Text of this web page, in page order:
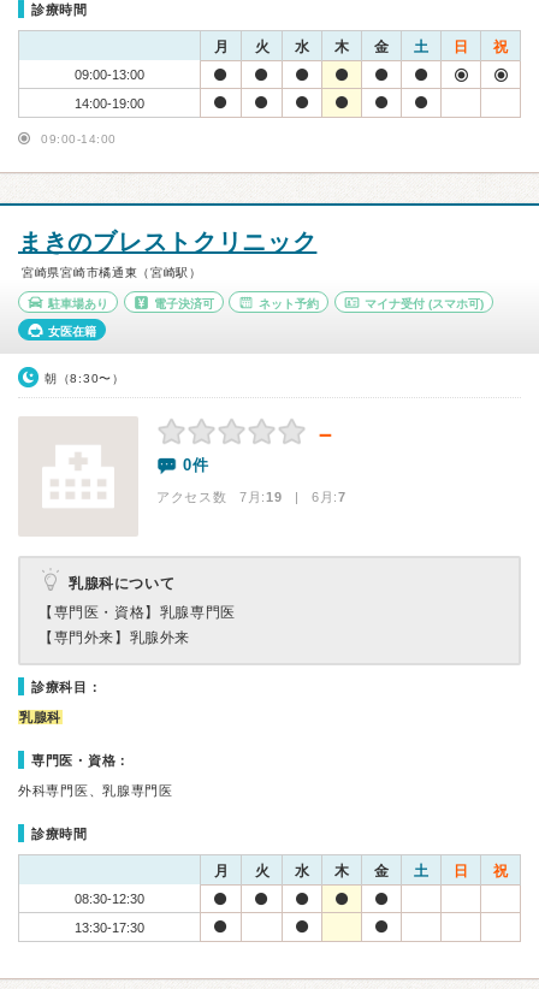
診療時間
月 火 水 木 金 土 日 祝
09:00-13:00
14:00-19:00
09:00-14:00
まきのブレストクリニック
宮崎県宮崎市橘通東（宮崎駅）
駐車場あり 電子決済可 ネット予約 マイナ受付 (スマホ可)
女医在籍
朝（8:30〜）
－
0件
アクセス数 7月:19 | 6月:7
乳腺科について
【専門医・資格】 乳腺専門医
【専門外来】 乳腺外来
診療科目：
乳腺科
専門医・資格：
外科専門医、乳腺専門医
診療時間
月 火 水 木 金 土 日 祝
08:30-12:30
13:30-17:30